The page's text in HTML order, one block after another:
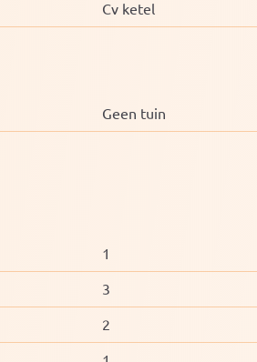
Cv ketel
Geen tuin
1
3
2